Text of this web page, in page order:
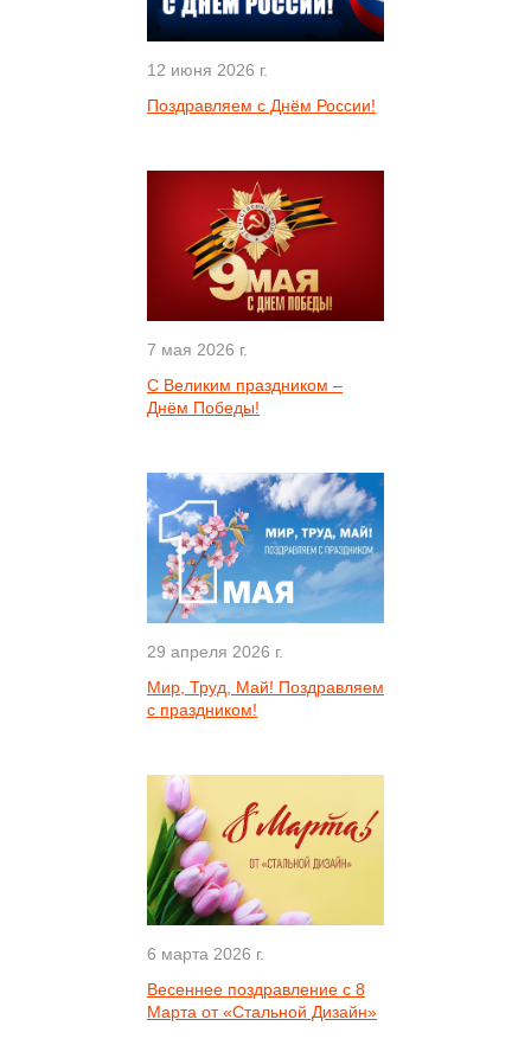
12 июня 2026 г.
Поздравляем с Днём России!
7 мая 2026 г.
С Великим праздником –
Днём Победы!
29 апреля 2026 г.
Мир, Труд, Май! Поздравляем
с праздником!
6 марта 2026 г.
Весеннее поздравление с 8
Марта от «Стальной Дизайн»